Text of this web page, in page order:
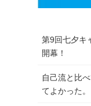
第9回七夕キ
開幕！
自己流と比
てよかった。